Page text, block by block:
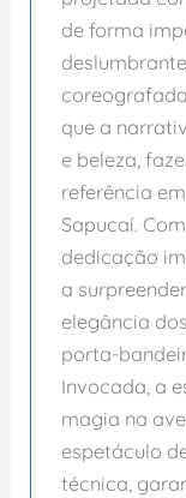
de forma
que a
e beleza,
referência
Sapucaí.
dedicação
a
elegância
porta-
Invocada, a
magia na
espetáculo
técnica,